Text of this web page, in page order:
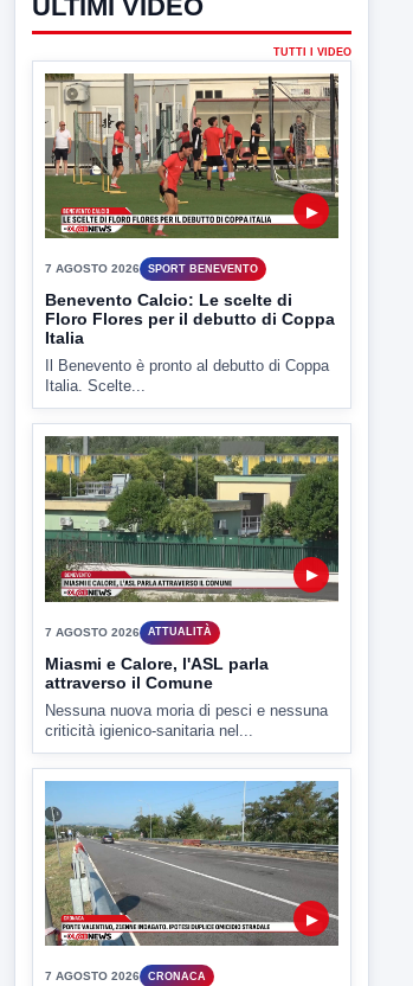
7 AGOSTO 2026 SPORT BENEVENTO
Benevento Calcio: Le scelte di
Floro Flores per il debutto di Coppa
Italia
Il Benevento è pronto al debutto di Coppa
Italia. Scelte...
7 AGOSTO 2026
Miasmi e Calore, l'ASL parla
attraverso il Comune
Nessuna nuova moria di pesci e nessuna
criticità igienico-sanitaria nel...
7 AGOSTO 2026 CRONACA
Ponte Valentino,21enne indagato:
ipotesi duplice omicidio stradale
Incidente mortale a Ponte Valentino,
indagato il 21enne alla guida...